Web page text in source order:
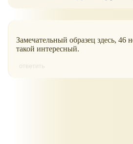
Замечательный образец здесь, 46
такой интересный.
ответить